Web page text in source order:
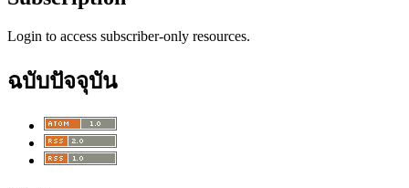
Login to access subscriber-only resources.
ฉบับปัจจุบัน